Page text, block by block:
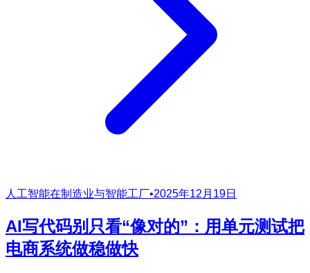
人工智能在制造业与智能工厂•2025年12月19日
AI写代码别只看“像对的”：用单元测试把
电商系统做稳做快